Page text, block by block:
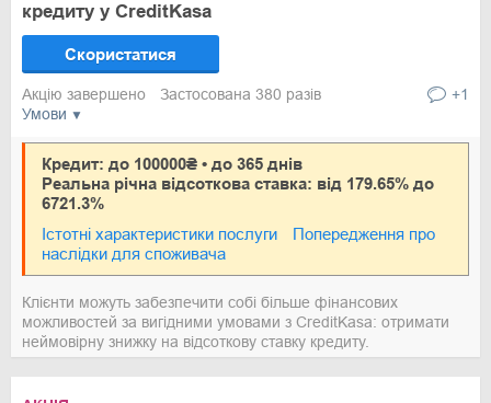
Умови
кредиту у CreditKasa
Скористатися
Акцію завершено Застосована 380 разів +1
Кредит: до 100000₴ • до 365 днів
Реальна річна відсоткова ставка: від 179.65% до
6721.3%
Істотні характеристики послуги
Попередження про
наслідки для споживача
Клієнти можуть забезпечити собі більше фінансових
можливостей за вигідними умовами з CreditKasa: отримати
неймовірну знижку на відсоткову ставку кредиту.